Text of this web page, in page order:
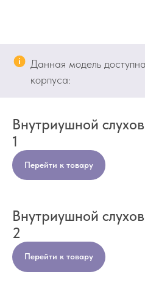
Данная модель
корпуса:
Внутриушной
1
Перейти к товару
Внутриушной
2
Перейти к товару